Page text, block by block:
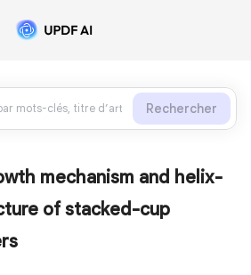
Rechercher
mechanism and helix-
of stacked-cup